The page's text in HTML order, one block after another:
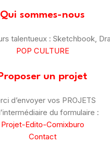
Qui sommes-nous
talentueux : Sketchbook,
POP CULTURE
Proposer un projet
d’envoyer vos PROJETS
du formulaire :
Projet-Edito-Comixburo
Contact